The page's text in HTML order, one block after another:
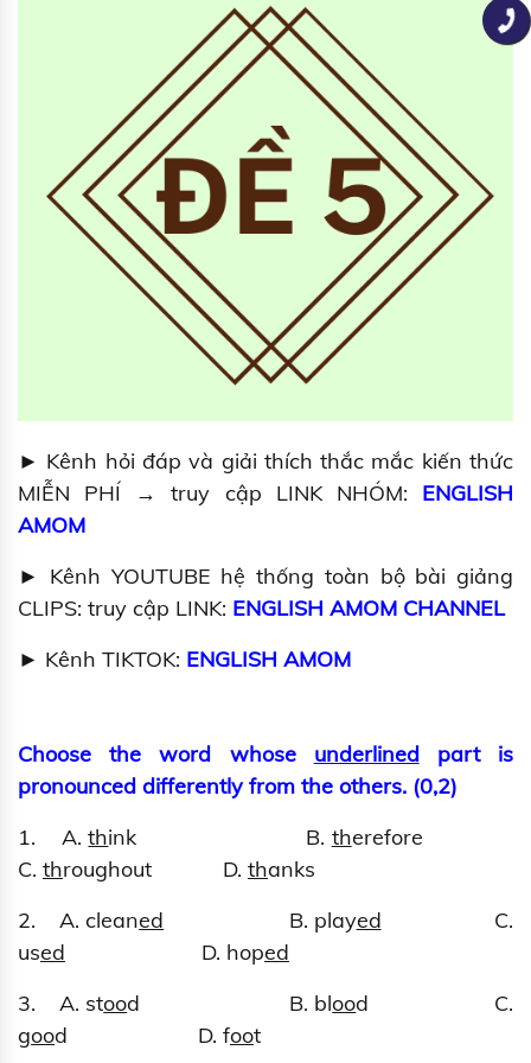
► Kênh hỏi đáp và giải thích thắc mắc kiến thức
MIỄN PHÍ → truy cập LINK NHÓM: ENGLISH
AMOM
► Kênh YOUTUBE hệ thống toàn bộ bài giảng
CLIPS: truy cập LINK: ENGLISH AMOM CHANNEL
► Kênh TIKTOK: ENGLISH AMOM
Choose the word whose underlinedpart is
pronounced differently from the others. (0,2)
1. A.think B. therefore
C. throughout D. thanks
2. A. cleaned B. played C.
used D. hoped
3. A. stood B. blood C.
good D. foot